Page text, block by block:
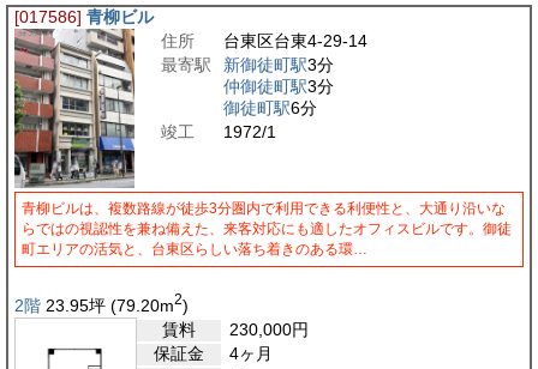
[017586] 青柳ビル
住所
台東区台東4-29-14
最寄駅
新御徒町駅3分
仲御徒町駅3分
御徒町駅6分
竣工
1972/1
青柳ビルは、複数路線が徒歩3分圏内で利用できる利便性と、大通り沿いな
らではの視認性を兼ね備えた、来客対応にも適したオフィスビルです。御徒
町エリアの活気と、台東区らしい落ち着きのある環…
2階 23.95坪 (79.20m2)
賃料
230,000円
保証金
4ヶ月